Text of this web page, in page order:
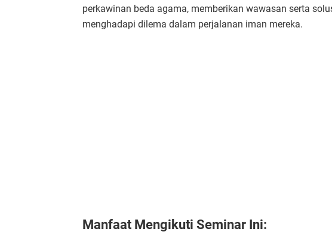
perkawinan beda agama, memberikan wawasan serta
menghadapi dilema dalam perjalanan iman mereka.
Manfaat Mengikuti Seminar Ini: